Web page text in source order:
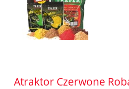
Atraktor Czerwone